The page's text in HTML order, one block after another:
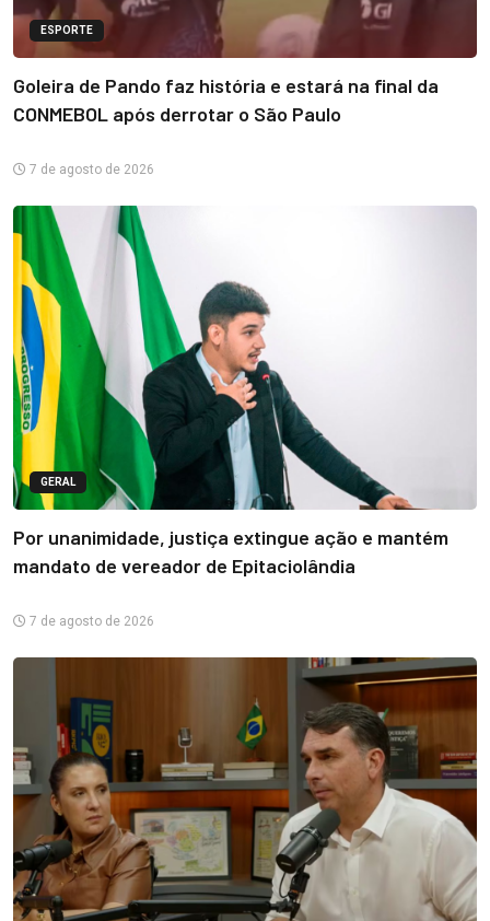
ESPORTE
Goleira de Pando faz história e estará na final da
CONMEBOL após derrotar o São Paulo
7 de agosto de 2026
GERAL
Por unanimidade, justiça extingue ação e mantém
mandato de vereador de Epitaciolândia
7 de agosto de 2026